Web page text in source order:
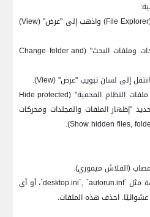
File Explorer) واذهب إلى "عرض" (View
)
وملفات البحث" (Change folder and
إلى لسان تبويب "عرض" (View
).
النظام المحمية" (Hide protected
"إظهار الملفات والمجلدات ومحركات
Show hidden files,
).
(الفلاش ميموري).
مثل `desktop.ini`, `autorun.inf`، أو أي
احذف هذه الملفات.